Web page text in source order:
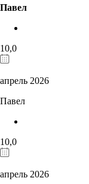
Павел
10,0
апрель 2026
Павел
10,0
апрель 2026